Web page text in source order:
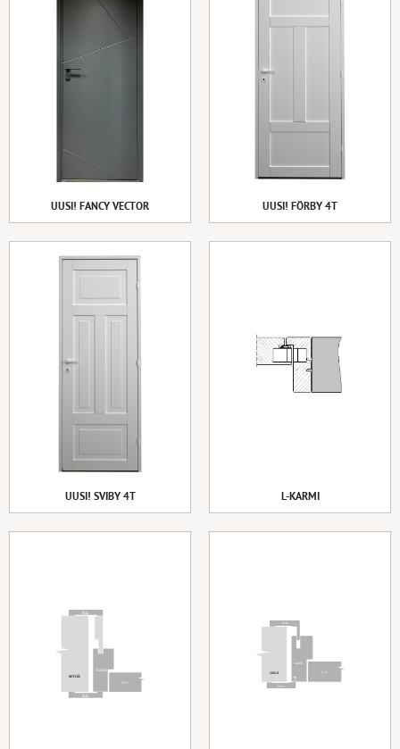
UUSI! FANCY VECTOR UUSI! FÖRBY 4T
UUSI! SVIBY 4T L-KARMI